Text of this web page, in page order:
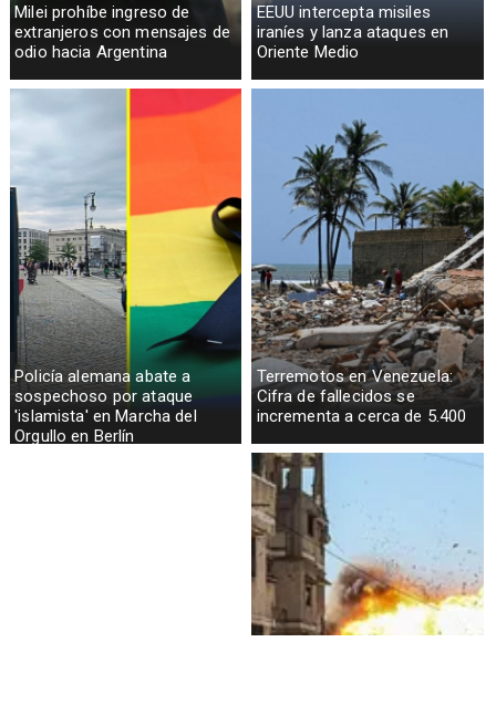
Milei prohíbe ingreso de
extranjeros con mensajes de
odio hacia Argentina
EEUU intercepta misiles
iraníes y lanza ataques en
Oriente Medio
Policía alemana abate a
sospechoso por ataque
'islamista' en Marcha del
Orgullo en Berlín
Terremotos en Venezuela:
Cifra de fallecidos se
incrementa a cerca de 5.400